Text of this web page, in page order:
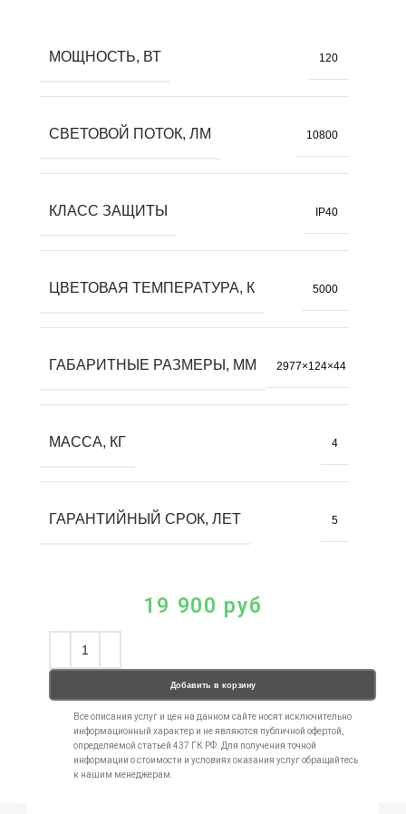
МОЩНОСТЬ, ВТ 120
СВЕТОВОЙ ПОТОК, ЛМ 10800
КЛАСС ЗАЩИТЫ IP40
ЦВЕТОВАЯ ТЕМПЕРАТУРА, К 5000
ГАБАРИТНЫЕ РАЗМЕРЫ, ММ 2977×124×44
МАССА, КГ 4
ГАРАНТИЙНЫЙ СРОК, ЛЕТ 5
19 900 руб
Добавить в корзину
Все описания услуг и цен на данном сайте носят исключительно
информационный характер и не являются публичной офертой,
определяемой статьей 437 ГК РФ. Для получения точной
информации о стоимости и условиях оказания услуг обращайтесь
к нашим менеджерам.